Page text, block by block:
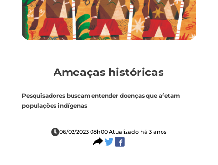
Ameaças históricas
Pesquisadores buscam entender doenças que afetam
populações indígenas
06/02/2023 08h00 Atualizado há 3 anos